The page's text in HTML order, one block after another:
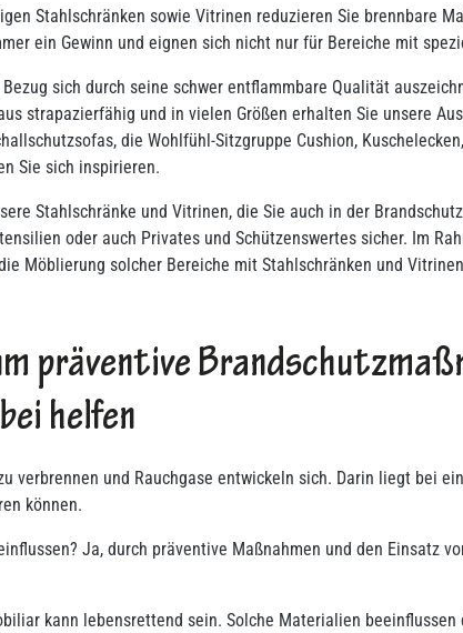
Stahlschränken sowie Vitrinen reduzieren Sie brennbare
ein Gewinn und eignen sich nicht nur für Bereiche mit
sich durch seine schwer entflammbare Qualität
strapazierfähig und in vielen Größen erhalten Sie unsere
die Wohlfühl-Sitzgruppe Cushion,
Sie sich inspirieren.
Stahlschränke und Vitrinen, die Sie auch in der
oder auch Privates und Schützenswertes sicher. Im
Möblierung solcher Bereiche mit Stahlschränken und
präventive
helfen
und Rauchgase entwickeln sich. Darin liegt bei
können.
Ja, durch präventive Maßnahmen und den Einsatz
kann lebensrettend sein. Solche Materialien